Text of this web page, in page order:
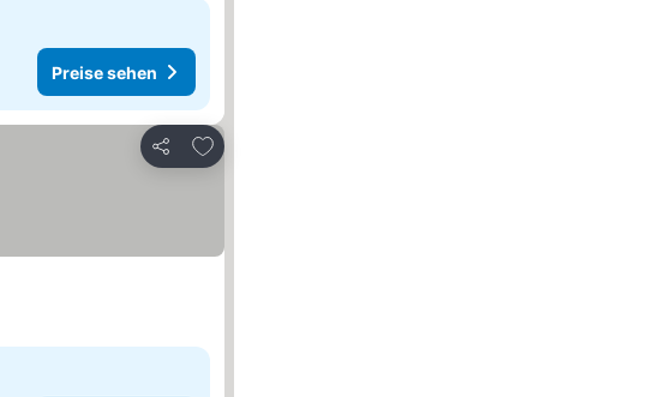
Preise sehen
Teilen
Zu Favoriten hinzufügen